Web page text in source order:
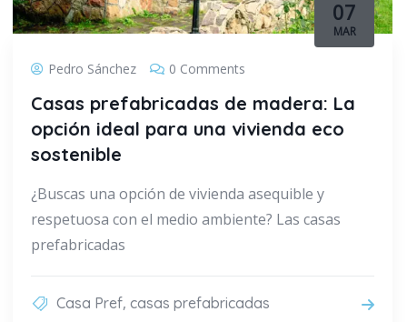
07
MAR
Pedro Sánchez 0 Comments
Casas prefabricadas de madera: La
opción ideal para una vivienda eco
sostenible
¿Buscas una opción de vivienda asequible y
respetuosa con el medio ambiente? Las casas
prefabricadas
Casa Pref, casas prefabricadas